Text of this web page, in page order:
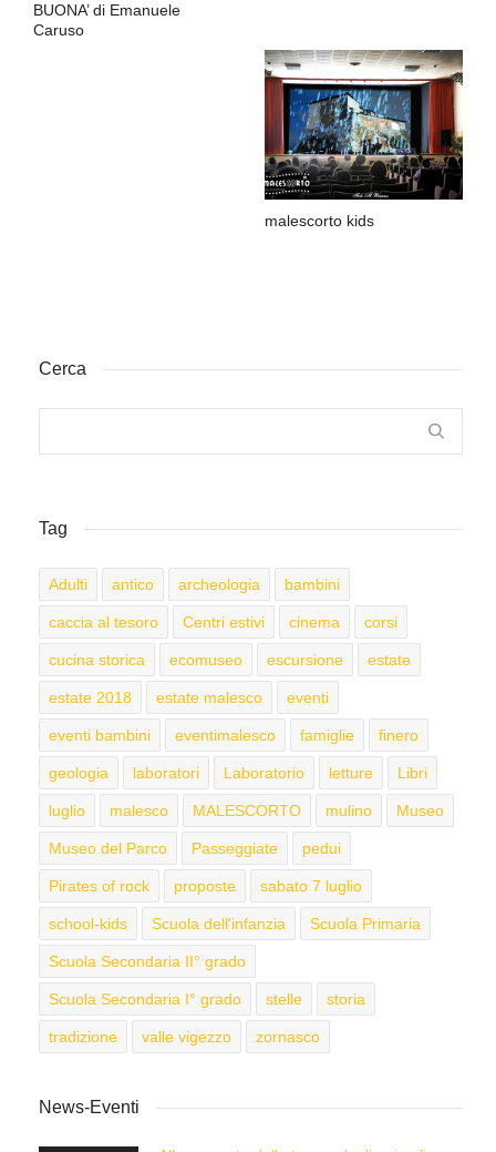
BUONA’ di Emanuele
Caruso
malescorto kids
Cerca
Tag
Adulti antico archeologia bambini
caccia al tesoro Centri estivi cinema corsi
cucina storica ecomuseo escursione estate
estate 2018 estate malesco eventi
eventi bambini eventimalesco famiglie finero
geologia laboratori Laboratorio letture Libri
luglio malesco MALESCORTO mulino Museo
Museo del Parco Passeggiate pedui
Pirates of rock proposte sabato 7 luglio
school-kids Scuola dell'infanzia Scuola Primaria
Scuola Secondaria II° grado
Scuola Secondaria I° grado stelle storia
tradizione valle vigezzo zornasco
News-Eventi